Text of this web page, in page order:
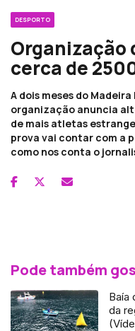
DESPORTO
Organização
cerca de
A dois meses do
organização anuncia
de mais atletas
prova vai contar com a
como nos conta o
Pode também
Baía
da